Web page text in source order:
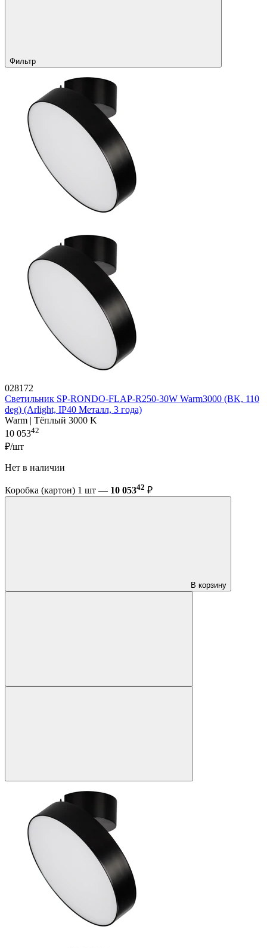
Фильтр
028172
Светильник SP-RONDO-FLAP-R250-30W Warm3000 (BK, 110
deg) (Arlight, IP40 Металл, 3 года)
Warm | Тёплый 3000 K
10 05342
₽/шт
Нет в наличии
Коробка (картон) 1 шт — 10 05342 ₽
В корзину